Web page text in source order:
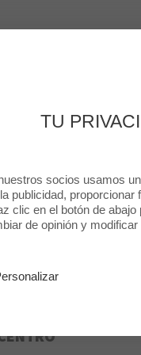
TU
socios usamos
publicidad,
clic en el botón de abajo
de opinión y